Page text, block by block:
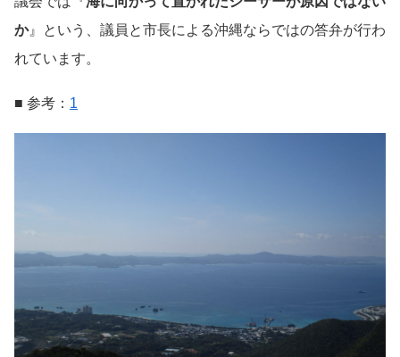
か』という、議員と市長による沖縄ならではの答弁が行わ
れています。
■ 参考： 1